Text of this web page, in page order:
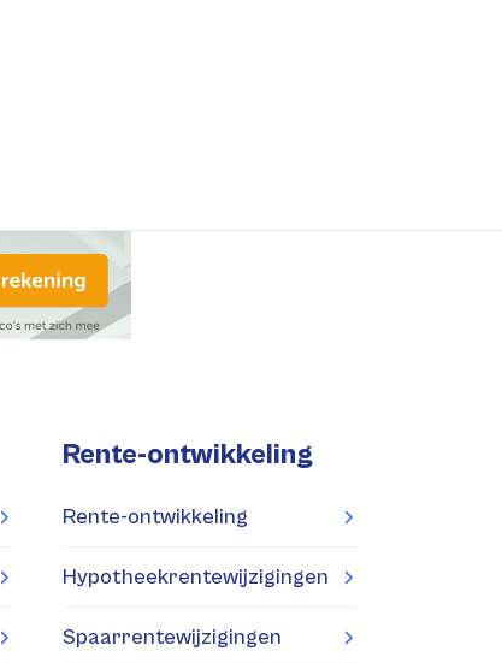
Rente-ontwikkeling
Rente-ontwikkeling
Hypotheekrentewijzigingen
Spaarrentewijzigingen